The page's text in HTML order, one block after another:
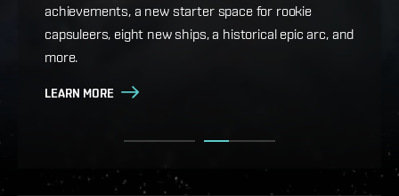
Update.
LEARN MORE
achievements, a new starter space for rookie
capsuleers, eight new ships, a historical epic arc, and
more.
LEARN MORE